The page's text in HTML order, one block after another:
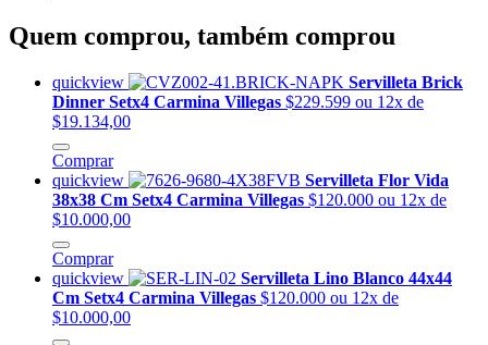
Quem comprou, também comprou
quickview
Servilleta Brick
Dinner Setx4 Carmina Villegas $229.599 ou 12x de
$19.134,00
Comprar
quickview
Servilleta Flor Vida
38x38 Cm Setx4 Carmina Villegas $120.000 ou 12x de
$10.000,00
Comprar
quickview
Servilleta Lino Blanco 44x44
Cm Setx4 Carmina Villegas $120.000 ou 12x de
$10.000,00